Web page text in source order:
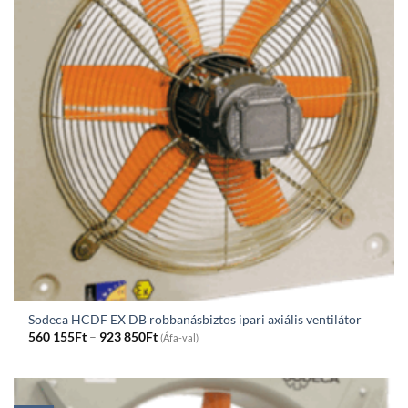
Sodeca HCDF EX DB robbanásbiztos ipari axiális ventilátor
560 155Ft – 923 850FtPrice
range:
through
923
(Áfa-val)